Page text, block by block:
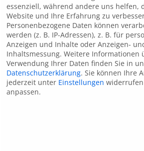
Gießen
Gießen -
essenziell, während andere uns helfen,
Website und Ihre Erfahrung zu
Personenbezogene Daten können
werden (z. B. IP-Adressen), z. B. für
Anzeigen und Inhalte oder Anzeigen-
Inhaltsmessung. Weitere Informationen
Verwendung Ihrer Daten finden Sie in
Datenschutzerklärung. Sie können Ihre
jederzeit unter Einstellungen
anpassen.